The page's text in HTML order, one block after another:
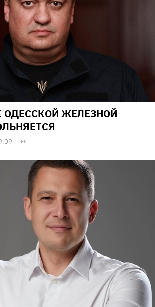
ОДЕССКОЙ ЖЕЛЕЗНОЙ